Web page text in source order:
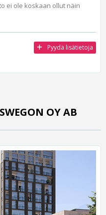
ei ole koskaan ollut näin
Pyydä lisätietoja
SWEGON OY AB